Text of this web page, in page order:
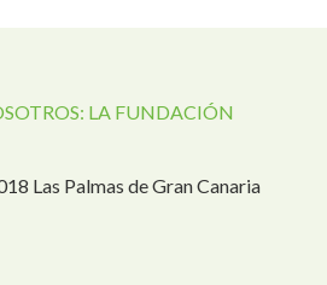
LA FUNDACIÓN
Las Palmas de Gran Canaria